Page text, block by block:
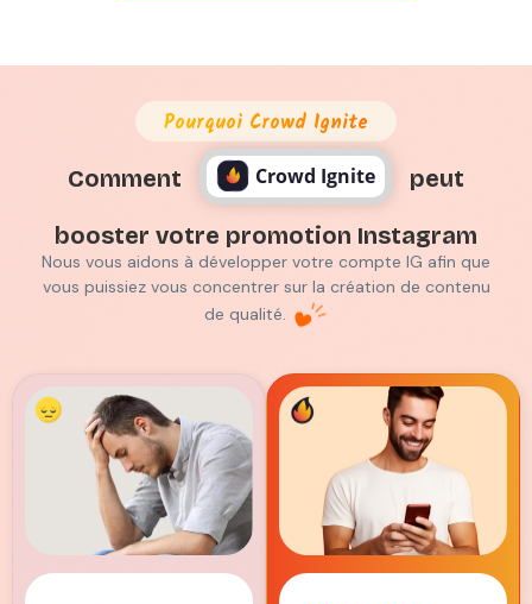
Pourquoi Crowd Ignite
Comment Crowd Ignite peut
booster votre promotion Instagram
Nous vous aidons à développer votre compte IG afin que
vous puissiez vous concentrer sur la création de contenu
de qualité.